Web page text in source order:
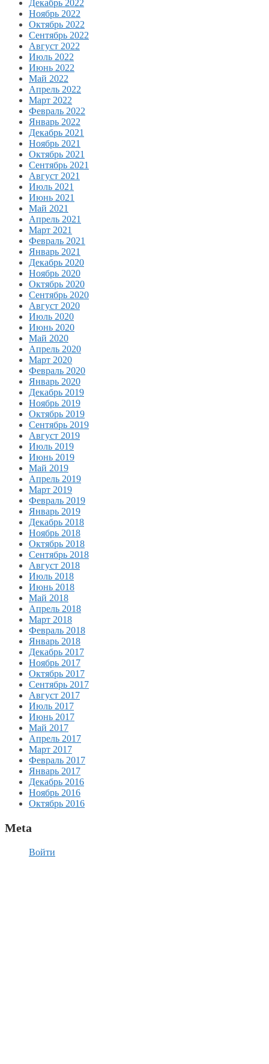
Декабрь 2022
Ноябрь 2022
Октябрь 2022
Сентябрь 2022
Август 2022
Июль 2022
Июнь 2022
Май 2022
Апрель 2022
Март 2022
Февраль 2022
Январь 2022
Декабрь 2021
Ноябрь 2021
Октябрь 2021
Сентябрь 2021
Август 2021
Июль 2021
Июнь 2021
Май 2021
Апрель 2021
Март 2021
Февраль 2021
Январь 2021
Декабрь 2020
Ноябрь 2020
Октябрь 2020
Сентябрь 2020
Август 2020
Июль 2020
Июнь 2020
Май 2020
Апрель 2020
Март 2020
Февраль 2020
Январь 2020
Декабрь 2019
Ноябрь 2019
Октябрь 2019
Сентябрь 2019
Август 2019
Июль 2019
Июнь 2019
Май 2019
Апрель 2019
Март 2019
Февраль 2019
Январь 2019
Декабрь 2018
Ноябрь 2018
Октябрь 2018
Сентябрь 2018
Август 2018
Июль 2018
Июнь 2018
Май 2018
Апрель 2018
Март 2018
Февраль 2018
Январь 2018
Декабрь 2017
Ноябрь 2017
Октябрь 2017
Сентябрь 2017
Август 2017
Июль 2017
Июнь 2017
Май 2017
Апрель 2017
Март 2017
Февраль 2017
Январь 2017
Декабрь 2016
Ноябрь 2016
Октябрь 2016
Meta
Войти